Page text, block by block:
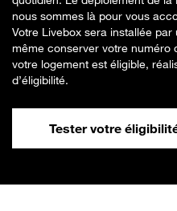
nous sommes là pour vous
Votre Livebox sera installée
même conserver votre numéro
votre logement est éligible,
d’éligibilité.
Tester votre